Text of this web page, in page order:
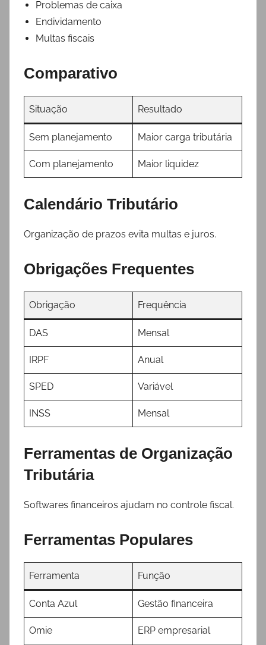
Problemas de caixa
Endividamento
Multas fiscais
Comparativo
Situação Resultado
Sem planejamento Maior carga tributária
Com planejamento Maior liquidez
Calendário Tributário
Organização de prazos evita multas e juros.
Obrigações Frequentes
Obrigação Frequência
DAS Mensal
IRPF Anual
SPED Variável
INSS Mensal
Ferramentas de Organização
Tributária
Softwares financeiros ajudam no controle fiscal.
Ferramentas Populares
Ferramenta Função
Conta Azul Gestão financeira
Omie ERP empresarial